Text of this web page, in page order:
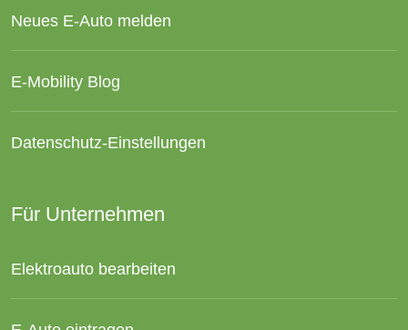
Neues E-Auto melden
E-Mobility Blog
Datenschutz-Einstellungen
Für Unternehmen
Elektroauto bearbeiten